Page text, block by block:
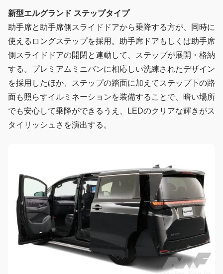
新型エルグランド ステップタイプ
助手席と助手席側スライドドアから乗降する方が、同時に
使えるロングステップを採用。助手席ドアもしくは助手席
側スライドドアの開閉と連動して、ステップが展開・格納
する。プレミアムミニバンに相応しい洗練されたデザイン
を採用したほか、ステップの踏面に加えてステップ下の路
面も照らすイルミネーションを装備することで、暗い場所
でも安心して乗降ができるうえ、LEDのクリアな輝きがス
タイリッシュさを演出する。